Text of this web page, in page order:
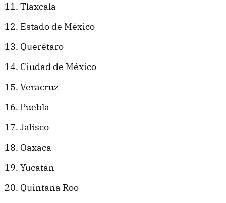
Tlaxcala
Estado de México
Querétaro
Ciudad de México
Veracruz
Puebla
Jalisco
Oaxaca
Yucatán
Quintana Roo